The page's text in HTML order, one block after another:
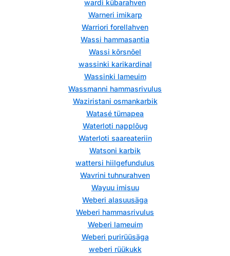
wardi kübarahven
Warneri imikarp
Warriori forellahven
Wassi hammasantia
Wassi kõrsnõel
wassinki karikardinal
Wassinki lameuim
Wassmanni hammasrivulus
Waziristani osmankarbik
Watasé tümapea
Waterloti napplõug
Waterloti saareateriin
Watsoni karbik
wattersi hiilgefundulus
Wavrini tuhnurahven
Wayuu imisuu
Weberi alasuusäga
Weberi hammasrivulus
Weberi lameuim
Weberi purirüüsäga
weberi rüükukk